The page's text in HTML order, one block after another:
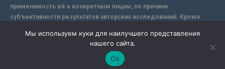
применимость её к конкретным лицам, по причине
субъективности результатов авторских исследований. Кроме
надежной защиты информации, Сайт не несет ответственности за
информацию, присылаемую через интернет.
Мы используем куки для наилучшего представления
нашего сайта.
Ok